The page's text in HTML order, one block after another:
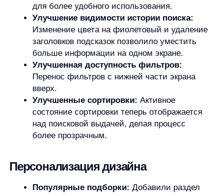
позитивных эмоций даже при отсутствии
результатов поиска.
Преимущества для пользователя
и бизнеса
Для пользователя:
Мгновенное нахождение нужного товара
Персонализированные рекомендации
на основе реальных интересов
Релевантные кросс-селлы, дополняющие
основную покупку
Интуитивно понятный интерфейс,
Значительный рост конверсии и выручки
каждого изменения